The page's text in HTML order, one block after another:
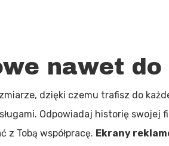
nawet do
dzięki czemu trafisz do
Odpowiadaj historię swojej
Tobą współpracę. Ekrany